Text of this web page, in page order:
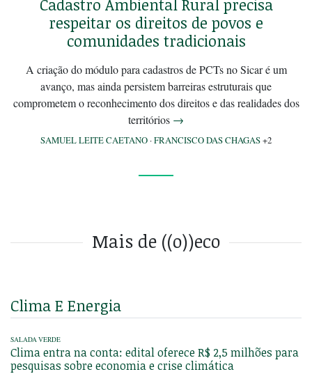
Cadastro Ambiental Rural precisa
respeitar os direitos de povos e
comunidades tradicionais
A criação do módulo para cadastros de PCTs no Sicar é um
avanço, mas ainda persistem barreiras estruturais que
comprometem o reconhecimento dos direitos e das realidades dos
territórios →
SAMUEL LEITE CAETANO ·FRANCISCO DAS CHAGAS+2
Mais de ((o))eco
Clima E Energia
SALADA VERDE
Clima entra na conta: edital oferece R$ 2,5 milhões para
pesquisas sobre economia e crise climática